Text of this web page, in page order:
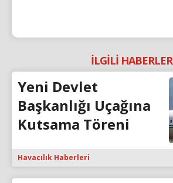
İLGİLİ HABERLER
Yeni Devlet
Başkanlığı Uçağına
Kutsama Töreni
Havacılık Haberleri